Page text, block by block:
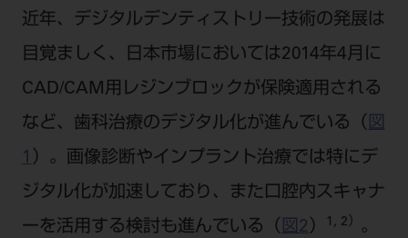
近年、デジタルデンティストリー技術の発展は
目覚ましく、日本市場においては2014年4月に
CAD/CAM用レジンブロックが保険適用される
など、歯科治療のデジタル化が進んでいる（ 図
1 ）。画像診断やインプラント治療では特にデ
ジタル化が加速しており、また口腔内スキャナ
ーを活用する検討も進んでいる（ 図2 ） 1, 2）
。
モリタカレンダー
京都
見学予約
メールでのお問い合わせはこちら
電 話 /0800-222-8020（無料）
FAX /0800-222-6480 （無料）